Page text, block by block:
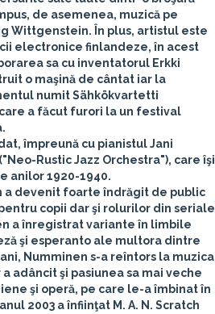
de asemenea, muzică pe
Wittgenstein. În plus, artistul este
electronice finlandeze, în acest
sa cu inventatorul Erkki
o maşină de cântat iar la
numit Sähkökvartetti
a făcut furori la un festival
împreună cu pianistul Jani
Rustic Jazz Orchestra"), care îşi
anilor 1920-1940.
a devenit foarte îndrăgit de public
copii dar şi rolurilor din seriale
a înregistrat variante în limbile
şi esperanto ale multora dintre
Numminen s-a reîntors la muzica
adâncit şi pasiunea sa mai veche
şi operă, pe care le-a îmbinat în
2003 a înfiinţat M. A. N. Scratch